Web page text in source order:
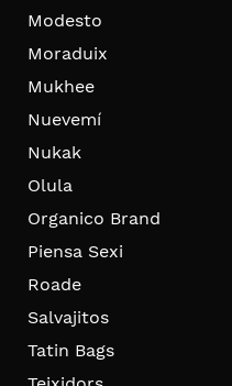
Modesto
Moraduix
Mukhee
Nuevemí
Nukak
Olula
Organico Brand
Piensa Sexi
Roade
Salvajitos
Tatin Bags